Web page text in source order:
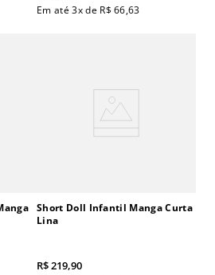
Em até3x de R$ 66,63
Short Doll Infantil Manga Curta
Lina
R$219,90